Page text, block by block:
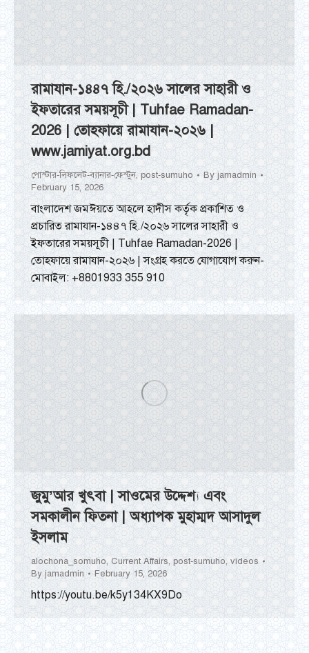
রামাযান-১৪৪৭ হি./২০২৬ সালের সাহারী ও
ইফতারের সময়সূচী | Tuhfae Ramadan-
2026 | তোহফায়ে রামাযান-২০২৬ |
www.jamiyat.org.bd
পোস্টার-লিফলেট-ব্যানার-ফেস্টুন, post-sumuho By jamadmin
February 15, 2026
বাংলাদেশ জমঈয়তে আহলে হাদীস কর্তৃক প্রকাশিত ও
প্রচারিত রামাযান-১৪৪৭ হি./২০২৬ সালের সাহারী ও
ইফতারের সময়সূচী | Tuhfae Ramadan-2026 |
তোহফায়ে রামাযান-২০২৬ | সংগ্রহ করতে যোগাযোগ করুন-
মোবাইল: +8801933 355 910
জুমু’আর খুৎবা | সাওমের উদ্দেশ্য এবং
সমকালীন ফিতনা | অধ্যাপক মুহাম্মদ আসাদুল
ইসলাম
alochona_somuho, Current Affairs, post-sumuho, videos
By jamadmin February 15, 2026
https://youtu.be/k5y134KX9Do